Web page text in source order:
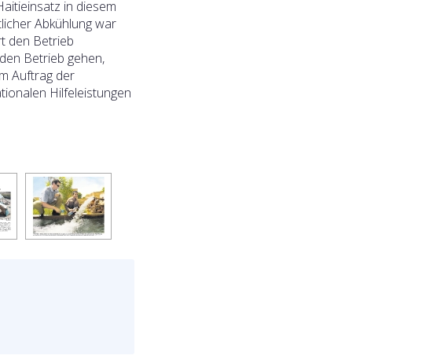
in diesem
Abkühlung war
den Betrieb
Betrieb gehen,
Auftrag der
Hilfeleistungen